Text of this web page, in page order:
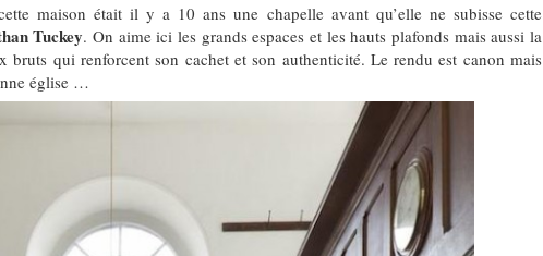
maison était il y a 10 ans une chapelle avant qu’elle ne subisse cette
Tuckey. On aime ici les grands espaces et les hauts plafonds mais aussi la
bruts qui renforcent son cachet et son authenticité. Le rendu est canon mais
église …